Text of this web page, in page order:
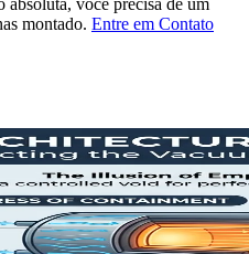
absoluta, você precisa de um
montado. Entre em Contato